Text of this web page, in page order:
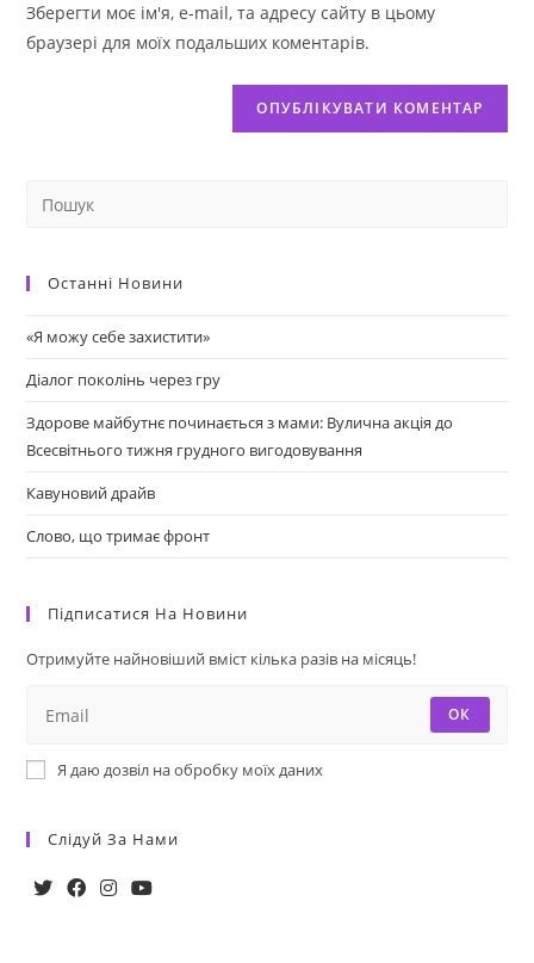
Зберегти моє ім'я, e-mail, та адресу сайту в цьому
браузері для моїх подальших коментарів.
Останні Новини
«Я можу себе захистити»
Діалог поколінь через гру
Здорове майбутнє починається з мами: Вулична акція до
Всесвітнього тижня грудного вигодовування
Кавуновий драйв
Слово, що тримає фронт
Підписатися На Новини
Отримуйте найновіший вміст кілька разів на місяць!
ОК
Я даю дозвіл на обробку моїх даних
Слідуй За Нами